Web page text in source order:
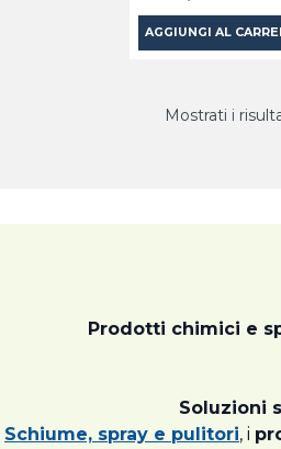
AGGIUNGI AL
Mostrati i
Prodotti chimici e
Soluzioni
Schiume, spray e pulitori, i